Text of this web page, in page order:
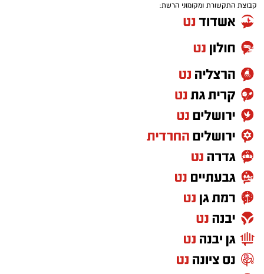
קבוצת התקשורת ומקומוני הרשת: